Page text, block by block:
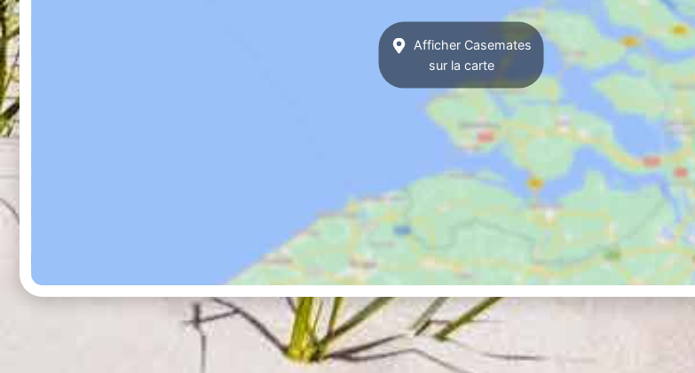
Afficher Casemates
sur la carte